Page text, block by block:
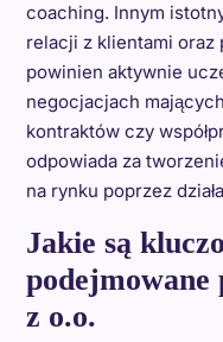
coaching. Innym
relacji z klientami oraz
powinien aktywnie
negocjacjach
kontraktów czy
odpowiada za
na rynku poprzez
Jakie są
podejmowane
z o.o.